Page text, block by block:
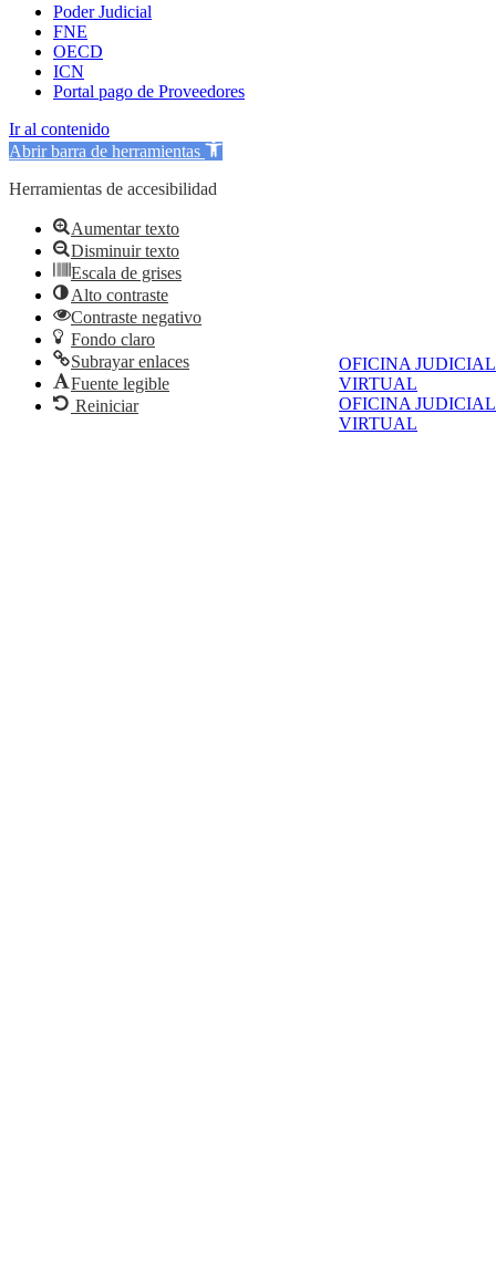
OFICINA JUDICIAL
VIRTUAL
OFICINA JUDICIAL
VIRTUAL
Poder Judicial
FNE
OECD
ICN
Portal pago de Proveedores
Ir al contenido
Abrir barra de herramientas
Herramientas de accesibilidad
Aumentar texto
Disminuir texto
Escala de grises
Alto contraste
Contraste negativo
Fondo claro
Subrayar enlaces
Fuente legible
Reiniciar